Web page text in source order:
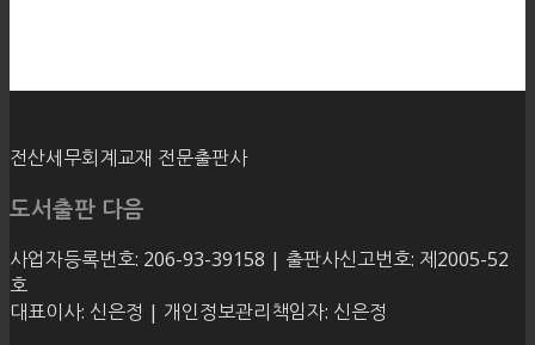
전산세무회계교재 전문출판사
도서출판 다음
사업자등록번호: 206-93-39158 | 출판사신고번호: 제2005-52
호
대표이사: 신은정 | 개인정보관리책임자: 신은정